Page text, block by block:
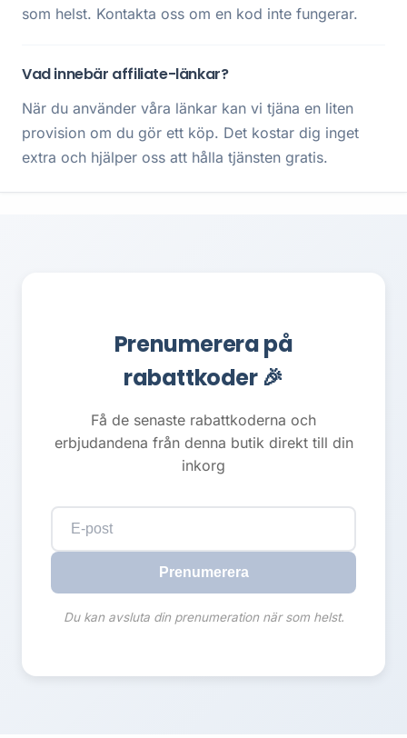
som helst. Kontakta oss om en kod inte fungerar.
Vad innebär affiliate-länkar?
När du använder våra länkar kan vi tjäna en liten
provision om du gör ett köp. Det kostar dig inget
extra och hjälper oss att hålla tjänsten gratis.
Prenumerera på
rabattkoder 🎉
Få de senaste rabattkoderna och
erbjudandena från denna butik direkt till din
inkorg
Prenumerera
Du kan avsluta din prenumeration när som helst.